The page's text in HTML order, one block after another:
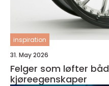
inspiration
31. May 2026
Felger som løfter
kjøreegenskaper